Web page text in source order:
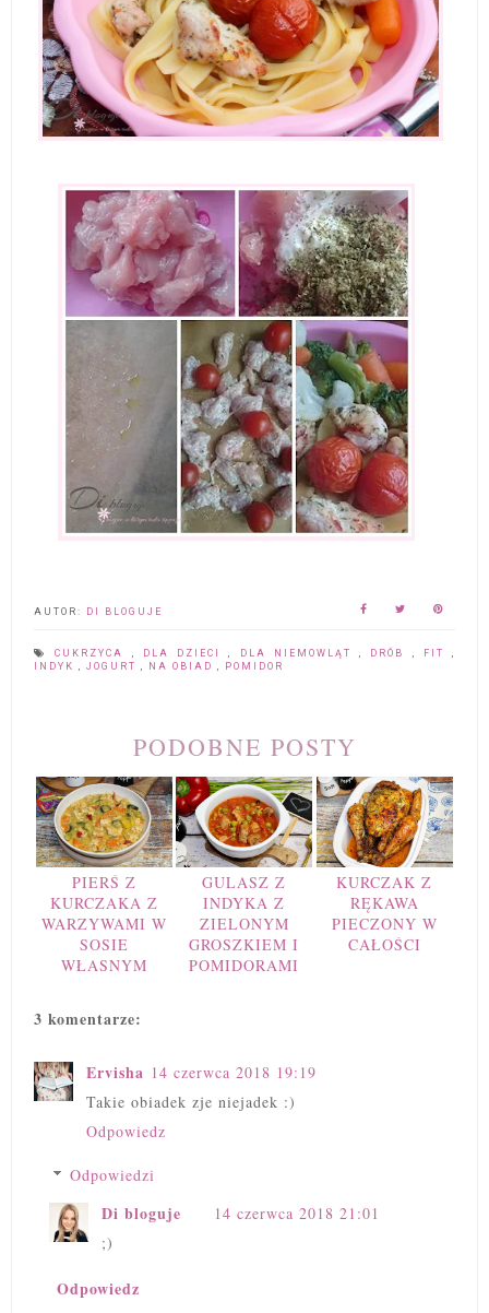
AUTOR: DI BLOGUJE
CUKRZYCA , DLA DZIECI, DLA NIEMOWLĄT , DRÓB , FIT ,
INDYK , JOGURT , NA OBIAD , POMIDOR
PODOBNE POSTY
PIERŚ Z
KURCZAKA Z
WARZYWAMI W
SOSIE
WŁASNYM
GULASZ Z
INDYKA Z
ZIELONYM
GROSZKIEM I
POMIDORAMI
KURCZAK Z
RĘKAWA
PIECZONY W
CAŁOŚCI
3 komentarze:
Ervisha 14 czerwca 2018 19:19
Takie obiadek zje niejadek :)
Odpowiedz
Odpowiedzi
Di bloguje
14 czerwca 2018 21:01
;)
Odpowiedz